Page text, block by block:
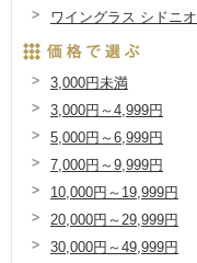
ワイングラス シドニ
3,000円未満
3,000円～4,999円
5,000円～6,999円
7,000円～9,999円
10,000円～19,999円
20,000円～29,999円
30,000円～49,999円